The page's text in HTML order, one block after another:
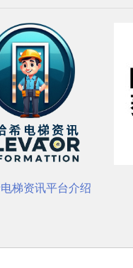
电梯有限公司